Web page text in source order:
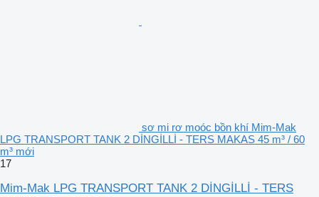
sơ mi rơ moóc bồn khí Mim-Mak
LPG TRANSPORT TANK 2 DİNGİLLİ - TERS MAKAS 45 m³ / 60
m³ mới
17
Mim-Mak LPG TRANSPORT TANK 2 DİNGİLLİ - TERS